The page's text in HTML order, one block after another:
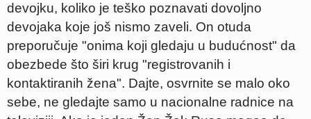
devojku, koliko je teško poznavati dovoljno
devojaka koje još nismo zaveli. On otuda
preporučuje "onima koji gledaju u budućnost" da
obezbede što širi krug "registrovanih i
kontaktiranih žena". Dajte, osvrnite se malo oko
sebe, ne gledajte samo u nacionalne radnice na